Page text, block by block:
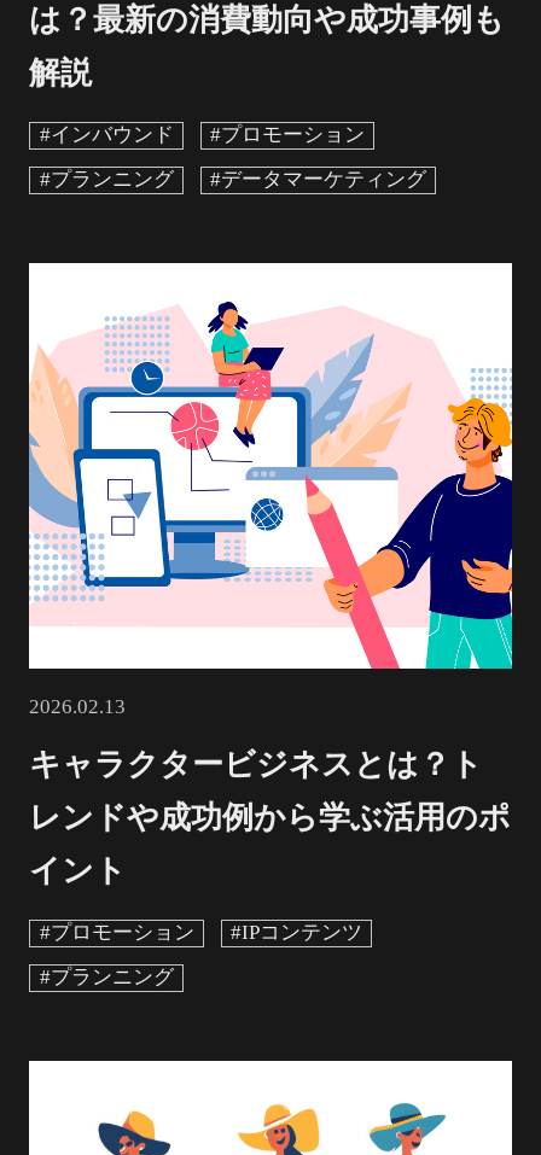
は？最新の消費動向や成功事例も
解説
#インバウンド
#プロモーション
#プランニング
#データマーケティング
2026.02.13
キャラクタービジネスとは？ト
レンドや成功例から学ぶ活用のポ
イント
#プロモーション
#IPコンテンツ
#プランニング